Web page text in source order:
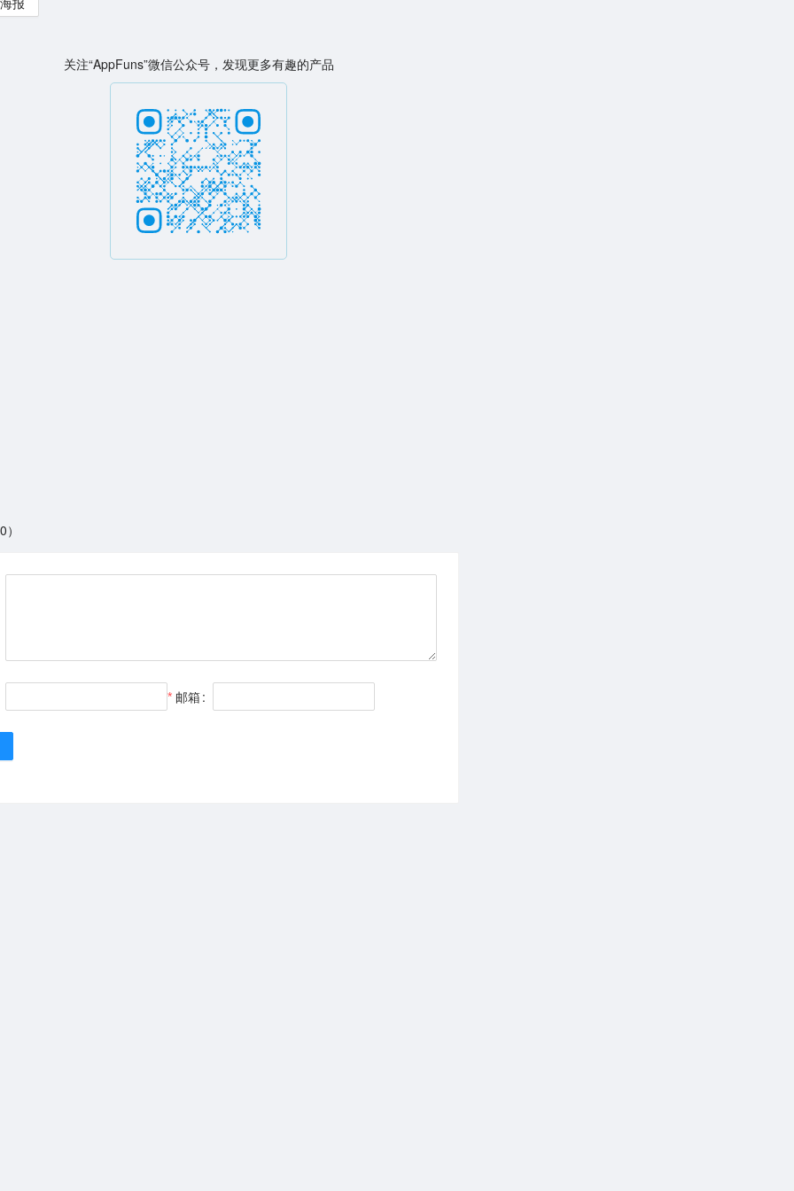
关注“AppFuns”微信公众号，发现更多有趣的产品
邮箱